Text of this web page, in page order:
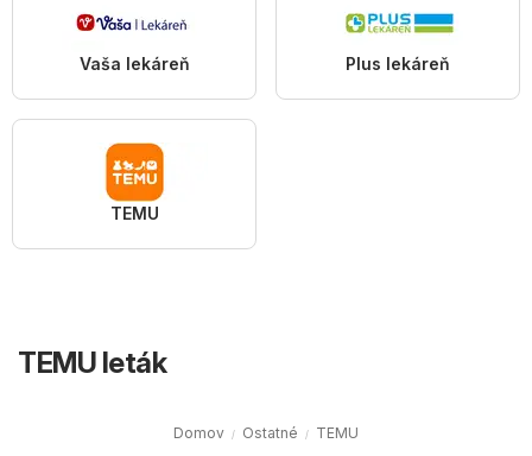
Vaša lekáreň Plus lekáreň
TEMU
TEMU leták
Domov Ostatné TEMU